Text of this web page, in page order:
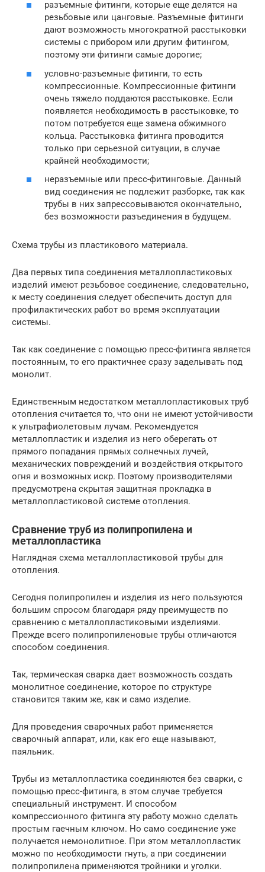
разъемные фитинги, которые еще делятся на
резьбовые или цанговые. Разъемные фитинги
дают возможность многократной расстыковки
системы с прибором или другим фитингом,
поэтому эти фитинги самые дорогие;
условно-разъемные фитинги, то есть
компрессионные. Компрессионные фитинги
очень тяжело поддаются расстыковке. Если
появляется необходимость в расстыковке, то
потом потребуется еще замена обжимного
кольца. Расстыковка фитинга проводится
только при серьезной ситуации, в случае
крайней необходимости;
неразъемные или пресс-фитинговые. Данный
вид соединения не подлежит разборке, так как
трубы в них запрессовываются окончательно,
без возможности разъединения в будущем.
Схема трубы из пластикового материала.
Два первых типа соединения металлопластиковых
изделий имеют резьбовое соединение, следовательно,
к месту соединения следует обеспечить доступ для
профилактических работ во время эксплуатации
системы.
Так как соединение с помощью пресс-фитинга является
постоянным, то его практичнее сразу заделывать под
монолит.
Единственным недостатком металлопластиковых труб
отопления считается то, что они не имеют устойчивости
к ультрафиолетовым лучам. Рекомендуется
металлопластик и изделия из него оберегать от
прямого попадания прямых солнечных лучей,
механических повреждений и воздействия открытого
огня и возможных искр. Поэтому производителями
предусмотрена скрытая защитная прокладка в
металлопластиковой системе отопления.
Сравнение труб из полипропилена и
металлопластика
Наглядная схема металлопластиковой трубы для
отопления.
Сегодня полипропилен и изделия из него пользуются
большим спросом благодаря ряду преимуществ по
сравнению с металлопластиковыми изделиями.
Прежде всего полипропиленовые трубы отличаются
способом соединения.
Так, термическая сварка дает возможность создать
монолитное соединение, которое по структуре
становится таким же, как и само изделие.
Для проведения сварочных работ применяется
сварочный аппарат, или, как его еще называют,
паяльник.
Трубы из металлопластика соединяются без сварки, с
помощью пресс-фитинга, в этом случае требуется
специальный инструмент. И способом
компрессионного фитинга эту работу можно сделать
простым гаечным ключом. Но само соединение уже
получается немонолитное. При этом металлопластик
можно по необходимости гнуть, а при соединении
полипропилена применяются тройники и уголки.